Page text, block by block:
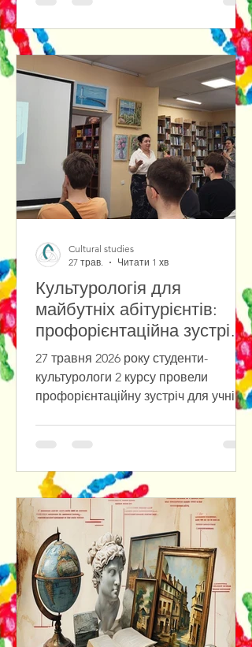
першого (бакалаврського) рівня
вищої освіти. Під час підсумкової
атестації студенти
продемонстрували високий рівень
теоретичних знань та практичних
навичок у своїх дослідженнях, тим
самим підтвердивши готовність до
подальшої професійного розвитку.
Голова та члени екзаменаційної
комісії привітали випус
Культурологія для
майбутніх абітурієнтів:
профорієнтаційна зустріч
із учнями ліцею
27 травня 2026 року студенти-
культурологи 2 курсу провели
профорієнтаційну зустріч для учнів
наук кафедри культурології та
філософії культури — доцент,
кандидатка культурології Овчаренко
Т.С. та доцент, кандидатка
мистецтвознавства Ткаченко Р.В.
Під час заходу школярів ознайомили
зі спеціальністю В12 Культурологія та
музеєзнавство, розповіли про
дисципліни, які вивчаються під час н
Cultural studies
27 трав.
Читати 1 хв